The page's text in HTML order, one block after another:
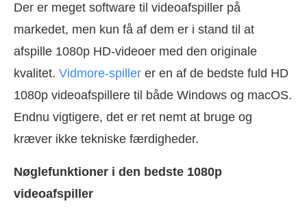
Der er meget software til videoafspiller på
markedet, men kun få af dem er i stand til at
afspille 1080p HD-videoer med den originale
kvalitet. Vidmore-spiller er en af de bedste fuld HD
1080p videoafspillere til både Windows og macOS.
Endnu vigtigere, det er ret nemt at bruge og
kræver ikke tekniske færdigheder.
Nøglefunktioner i den bedste 1080p
videoafspiller